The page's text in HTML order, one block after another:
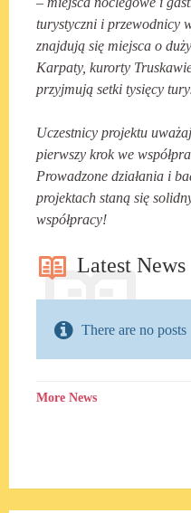
turystyczni i przewodnicy
znajdują się miejsca o
Karpaty, kurorty
przyjmują setki tysięcy
Uczestnicy projektu
pierwszy krok we
Prowadzone działania i
projektach staną się
współpracy!
Latest News
There are no posts
More News